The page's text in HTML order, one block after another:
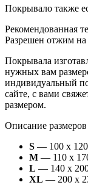
Покрывало также
Рекомендованная
Разрешен отжим
Покрывала
нужных вам
индивидуальный
сайте, с вами
размером.
Описание размеров
S — 100 х
M — 110 х
L — 140 х
XL — 200 х